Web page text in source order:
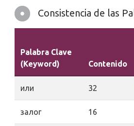
Consistencia de las
Palabra Clave
(Keyword)
Contenido
или 32
залог 16